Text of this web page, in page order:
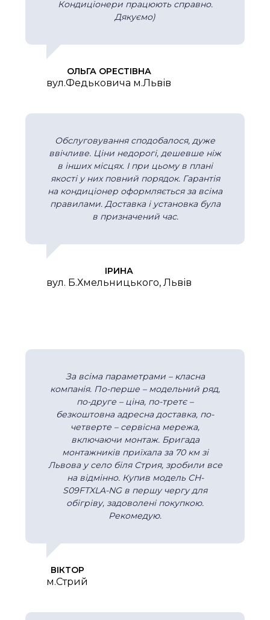
Кондиціонери працюють справно.
Дякуємо)
ОЛЬГА ОРЕСТІВНА
вул.Федьковича м.Львів
Обслуговування сподобалося, дуже
ввічливе. Ціни недорогі, дешевше ніж
в інших місцях. І при цьому в плані
якості у них повний порядок. Гарантія
на кондиціонер оформляється за всіма
правилами. Доставка і установка була
в призначений час.
ІРИНА
вул. Б.Хмельницького, Львів
За всіма параметрами – класна
компанія. По-перше – модельний ряд,
по-друге – ціна, по-третє –
безкоштовна адресна доставка, по-
четверте – сервісна мережа,
включаючи монтаж. Бригада
монтажників приїхала за 70 км зі
Львова у село біля Стрия, зробили все
на відмінно. Купив модель CH-
S09FTXLA-NG в першу чергу для
обігріву, задоволені покупкою.
Рекомедую.
ВІКТОР
м.Стрий